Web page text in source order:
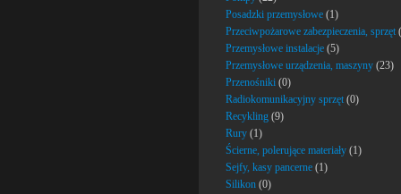
Posadzki przemysłowe (1)
Przeciwpożarowe zabezpieczenia, sprzęt
Przemysłowe instalacje (5)
Przemysłowe urządzenia, maszyny (23)
Przenośniki (0)
Radiokomunikacyjny sprzęt (0)
Recykling (9)
Rury (1)
Ścierne, polerujące materiały (1)
Sejfy, kasy pancerne (1)
Silikon (0)